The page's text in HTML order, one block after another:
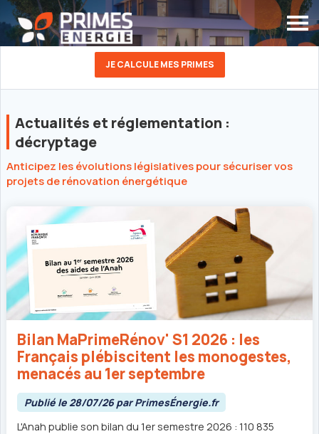
JE CALCULE MES PRIMES
Actualités et réglementation :
décryptage
Anticipez les évolutions législatives pour sécuriser vos
projets de rénovation énergétique
Bilan MaPrimeRénov' S1 2026 : les
Français plébiscitent les monogestes,
menacés au 1er septembre
Publié le 28/07/26 par PrimesÉnergie.fr
L'Anah publie son bilan du 1er semestre 2026 : 110 835